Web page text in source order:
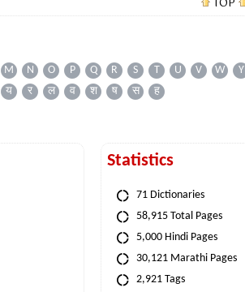
M N O P Q R S T U V W Y
य र ल व श ष स ह
Statistics
71 Dictionaries
58,915 Total Pages
5,000 Hindi Pages
30,121 Marathi Pages
2,921 Tags